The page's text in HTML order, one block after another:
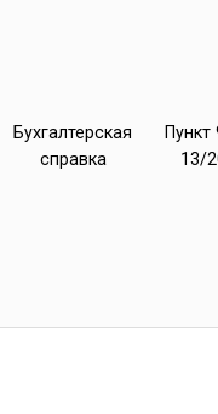
Бухгалтерская
справка
13/